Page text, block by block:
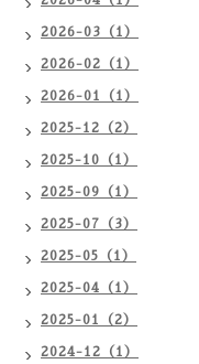
2026-03（1）
2026-02（1）
2026-01（1）
2025-12（2）
2025-10（1）
2025-09（1）
2025-07（3）
2025-05（1）
2025-04（1）
2025-01（2）
2024-12（1）